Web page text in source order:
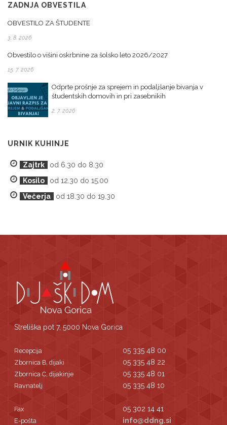
ZADNJA OBVESTILA
OBVESTILO ZA ŠTUDENTE
3. 8. 2026
Obvestilo o višini oskrbnine za šolsko leto 2026/2027
15. 7. 2026
Odprte prošnje za sprejem in podaljšanje bivanja v
študentskih domovih in pri zasebnikih
2. 7. 2026
URNIK KUHINJE
Zajtrk
od 6.30 do 8.30
Kosilo
od 12.30 do 15.00
Večerja
od 18.30 do 19.30
Streliška pot 7, 5000 Nova Gorica
Recepcija 05 335 48 00
Zbornica B, dijaki 05 335 48 22
Zbornica C, dijakinje 05 335 48 01
Ravnatelj 05 335 48 10
Fax 05 302 14 41
E-pošta info@ddng.si